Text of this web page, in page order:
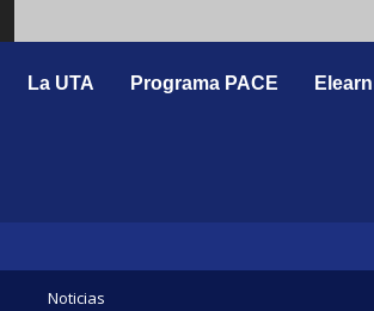
La UTA Programa PACE Elearn
Noticias